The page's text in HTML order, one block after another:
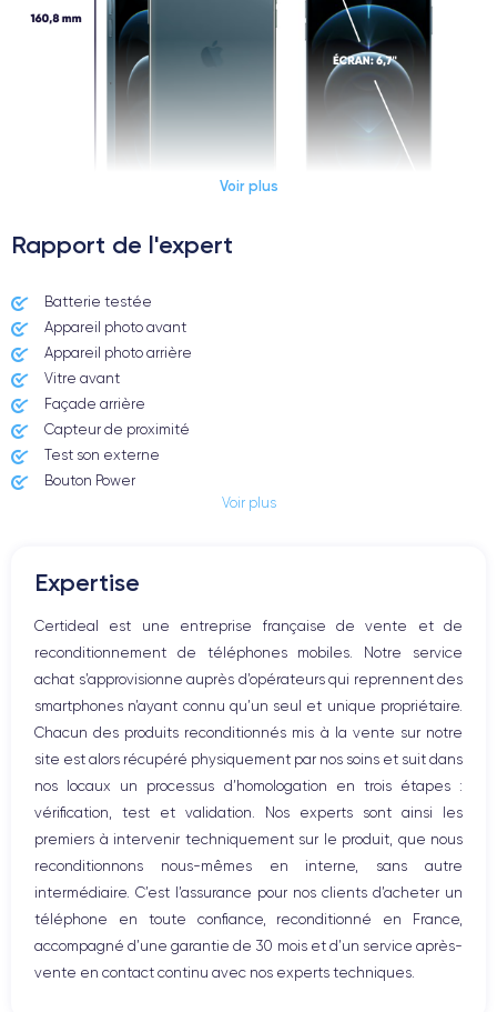
Dimensions et poids iPhone 12 Pro Max
Date de sortie
13/11/2020
Dimensions
OLED 6.7 pouces
Puce A14 Bionic 6
Nom GPU
GPU 4 cœurs
Fréq. processeur
3.1 GHz
12 Mpx 12 Mpx
Résolution vidéo
4K - 3840 x 2160 px
Recharge rapide
Oui, minimum 20W
Batterie Type de SIM
Réseau mobile
5G Oui, tous opérateurs
Voir plus
Rapport de l'expert
Batterie testée
Appareil photo avant
Appareil photo arrière ​
Vitre avant ​
Façade arrière
Capteur de proximité
Test son externe
Bouton Power
Haut parleur
Bouton Home
Bluetooth
WiFi
Réseau
Vibreur
Prise USB
Voir plus
Expertise
Certideal est une entreprise française de vente et de
reconditionnement de téléphones mobiles. Notre service
achat s’approvisionne auprès d’opérateurs qui reprennent des
smartphones n’ayant connu qu’un seul et unique propriétaire.
Chacun des produits reconditionnés mis à la vente sur notre
site est alors récupéré physiquement par nos soins et suit dans
nos locaux un processus d’homologation en trois étapes :
vérification, test et validation. Nos experts sont ainsi les
premiers à intervenir techniquement sur le produit, que nous
reconditionnons nous-mêmes en interne, sans autre
intermédiaire. C’est l’assurance pour nos clients d’acheter un
téléphone en toute confiance, reconditionné en France,
accompagné d’une garantie de 30 mois et d’un service après-
vente en contact continu avec nos experts techniques.